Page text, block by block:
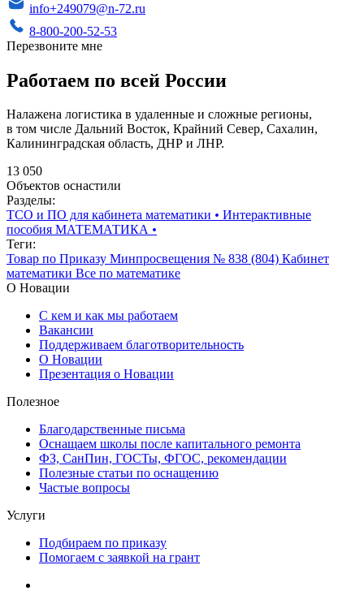
info+249079@n-72.ru
8-800-200-52-53
Перезвоните мне
Работаем по всей России
Налажена логистика в удаленные и сложные регионы,
в том числе Дальний Восток, Крайний Север, Сахалин,
Калининградская область, ДНР и ЛНР.
13 050
Объектов оснастили
Разделы:
ТСО и ПО для кабинета математики • Интерактивные
пособия МАТЕМАТИКА •
Теги:
Товар по Приказу Минпросвещения № 838 (804) Кабинет
математики Все по математике
О Новации
С кем и как мы работаем
Вакансии
Поддерживаем благотворительность
О Новации
Презентация о Новации
Полезное
Благодарственные письма
Оснащаем школы после капитального ремонта
ФЗ, СанПин, ГОСТы, ФГОС, рекомендации
Полезные статьи по оснащению
Частые вопросы
Услуги
Подбираем по приказу
Помогаем с заявкой на грант